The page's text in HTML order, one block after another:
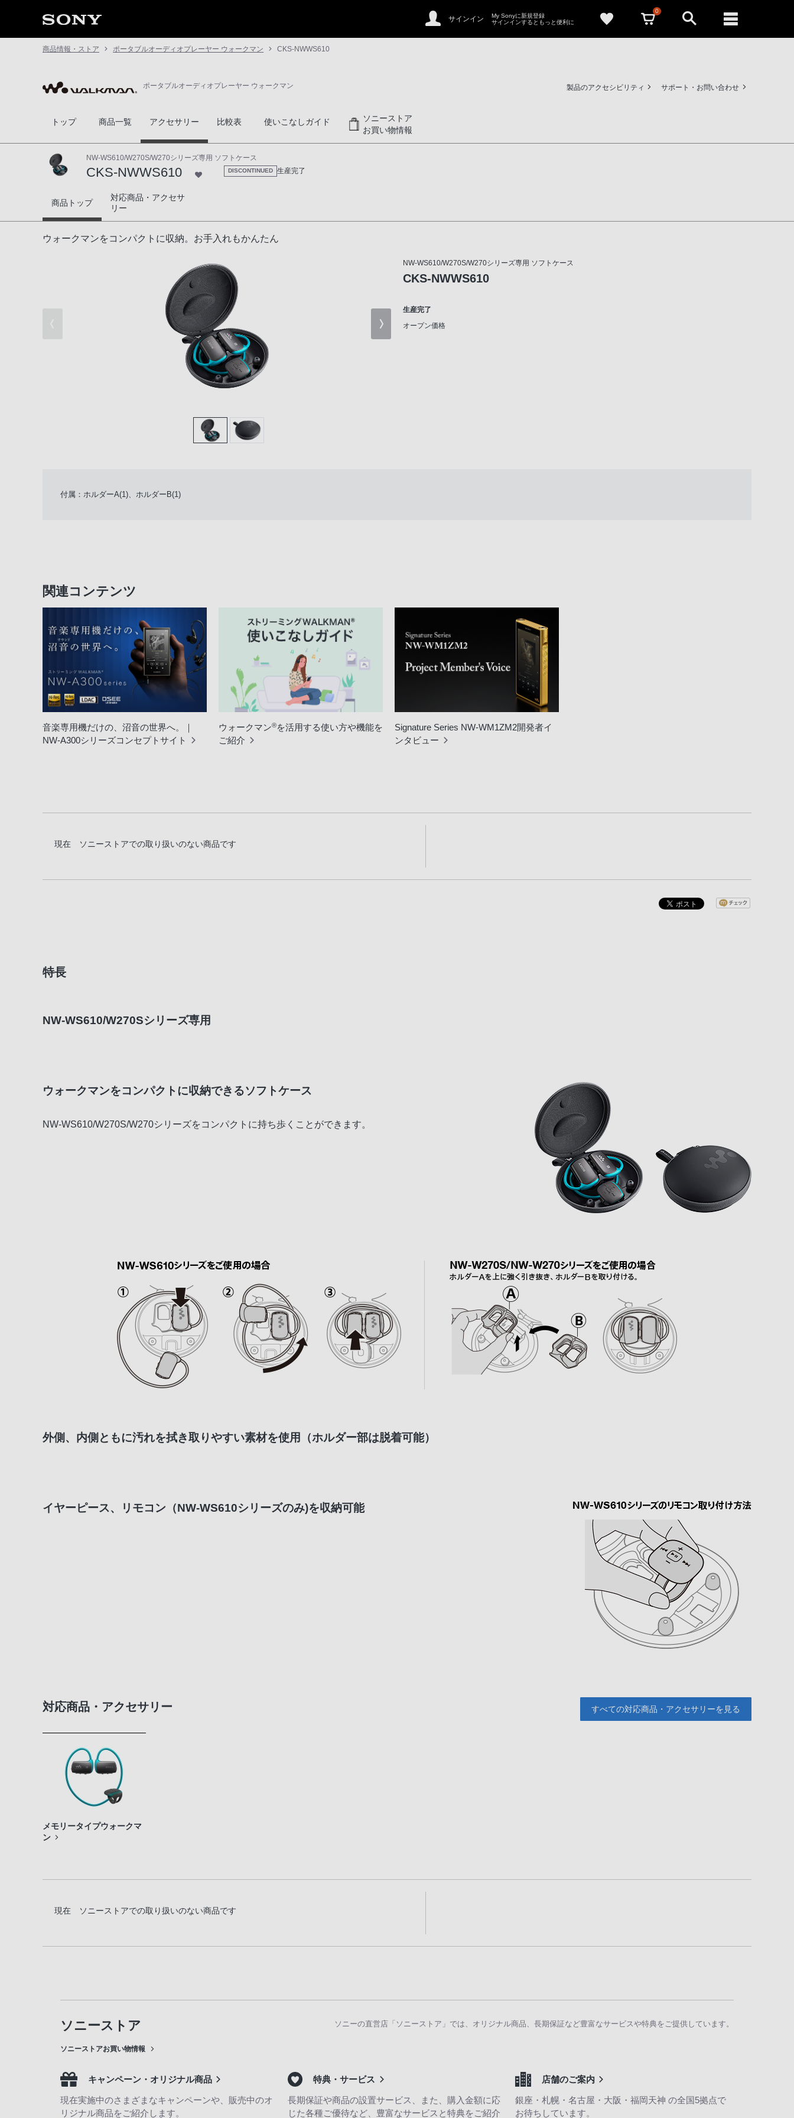
サインイン
My Sonyに新規登録
サインインするともっと便利に
0
商品情報・ストア ポータブルオーディオプレーヤー ウォークマン CKS-NWWS610
ポータブルオーディオプレーヤー ウォークマン 製品のアクセシビリティ サポート・お問い合わせ
トップ 商品一覧 アクセサリー 比較表 使いこなしガイド
ソニーストア
お買い物情報
NW-WS610/W270S/W270シリーズ専用 ソフトケース
CKS-NWWS610 DISCONTINUED 生産完了
CKS-NWWS610
商品トップ
対応商品・アクセサ
リー
ウォークマンをコンパクトに収納。お手入れもかんたん
NW-WS610/W270S/W270シリーズ専用 ソフトケース
CKS-NWWS610
生産完了
オープン価格
付属：ホルダーA(1)、ホルダーB(1)
関連コンテンツ
音楽専用機だけの、沼音の世界へ。｜
NW-A300シリーズコンセプトサイト
ウォークマン®を活用する使い方や機能を
ご紹介
Signature Series NW-WM1ZM2開発者イ
ンタビュー
現在 ソニーストアでの取り扱いのない商品です
特長
NW-WS610/W270Sシリーズ専用
ウォークマンをコンパクトに収納できるソフトケース
NW-WS610/W270S/W270シリーズをコンパクトに持ち歩くことができます。
外側、内側ともに汚れを拭き取りやすい素材を使用（ホルダー部は脱着可能）
イヤーピース、リモコン（NW-WS610シリーズのみ)を収納可能
対応商品・アクセサリー すべての対応商品・アクセサリーを見る
メモリータイプウォークマ
ン
現在 ソニーストアでの取り扱いのない商品です
ソニーストア ソニーの直営店「ソニーストア」では、オリジナル商品、長期保証など豊富なサービスや特典をご提供しています。
ソニーストアお買い物情報
キャンペーン・オリジナル商品
現在実施中のさまざまなキャンペーンや、販売中のオ
リジナル商品をご紹介します。
特典・サービス
長期保証や商品の設置サービス、また、購入金額に応
じた各種ご優待など、豊富なサービスと特典をご紹介
店舗のご案内
銀座・札幌・名古屋・大阪・福岡天神 の全国5拠点で
お待ちしています。